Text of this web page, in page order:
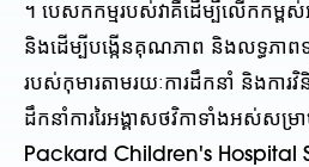
។ បេសកកម្មរបស់វាគឺដើម្បីលើកកម្ព
និងដើម្បីបង្កើនគុណភាព និងលទ្ធភាព
របស់កុមារតាមរយៈការដឹកនាំ និងកា
ដឹកនាំការរៃអង្គាសថវិកាទាំងអស់សម្រ
Packard Children's Hospital